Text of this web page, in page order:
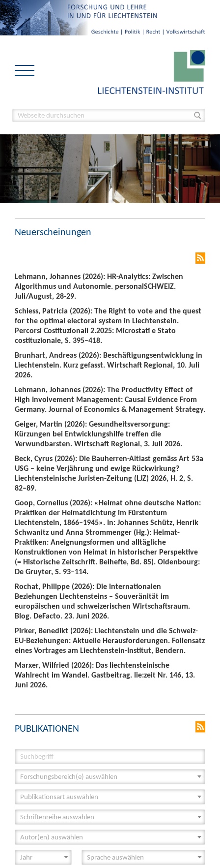
Neuerscheinungen
Lehmann, Johannes (2026): HR-Analytics: Zwischen
Algorithmus und Autonomie. personalSCHWEIZ.
Juli/August, 28-29.
Schiess, Patricia (2026): The Right to vote and the quest
for the optimal electoral system in Liechtenstein.
Percorsi Costituzionali 2.2025: Microstati e Stato
costituzionale, S. 395–418.
Brunhart, Andreas (2026): Beschäftigungsentwicklung in
Liechtenstein. Kurz gefasst. Wirtschaft Regional, 10. Juli
2026.
Lehmann, Johannes (2026): The Productivity Effect of
High Involvement Management: Causal Evidence From
Germany. Journal of Economics & Management Strategy.
Geiger, Martin (2026): Gesundheitsversorgung:
Kürzungen bei Entwicklungshilfe treffen die
Verwundbarsten. Wirtschaft Regional, 3. Juli 2026.
Beck, Cyrus (2026): Die Bauherren-Altlast gemäss Art 53a
USG – keine Verjährung und ewige Rückwirkung?
Liechtensteinische Juristen-Zeitung (LJZ) 2026, H. 2, S.
82–89.
Goop, Cornelius (2026): «Heimat ohne deutsche Nation:
Praktiken der Heimatdichtung im Fürstentum
Liechtenstein, 1866–1945». In: Johannes Schütz, Henrik
Schwanitz und Anna Strommenger (Hg.): Heimat-
Praktiken: Aneignungsformen und alltägliche
Konstruktionen von Heimat in historischer Perspektive
(= Historische Zeitschrift. Beihefte, Bd. 85). Oldenbourg:
De Gruyter, S. 93–114.
Rochat, Philippe (2026): Die internationalen
Beziehungen Liechtensteins – Souveränität im
europäischen und schweizerischen Wirtschaftsraum.
Blog. DeFacto. 23. Juni 2026.
Pirker, Benedikt (2026): Liechtenstein und die Schweiz-
EU-Beziehungen: Aktuelle Herausforderungen. Foliensatz
eines Vortrages am Liechtenstein-Institut, Bendern.
Marxer, Wilfried (2026): Das liechtensteinische
Wahlrecht im Wandel. Gastbeitrag. lie:zeit Nr. 146, 13.
Juni 2026.
PUBLIKATIONEN
Forschungsbereich(e) auswählen
Publikationsart auswählen
Schriftenreihe auswählen
Autor(en) auswählen